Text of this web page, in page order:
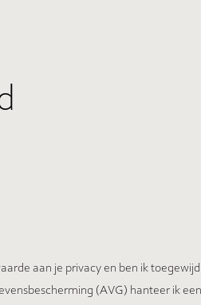
aan je privacy en ben ik
(AVG) hanteer ik